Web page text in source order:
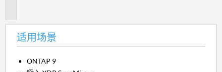
适用场景
ONTAP 9